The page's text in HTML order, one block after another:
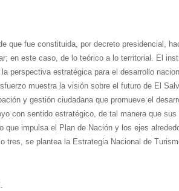
que fue constituida, por decreto presidencial,
en este caso, de lo teórico a lo territorial. El
perspectiva estratégica para el desarrollo
muestra la visión sobre el futuro de El
y gestión ciudadana que promueve el
con sentido estratégico, de tal manera que
impulsa el Plan de Nación y los ejes
tres, se plantea la Estrategia Nacional de